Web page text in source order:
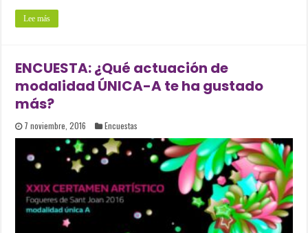
Lee más
ENCUESTA: ¿Qué actuación de
modalidad ÚNICA-A te ha gustado
más?
7 noviembre, 2016 Encuestas